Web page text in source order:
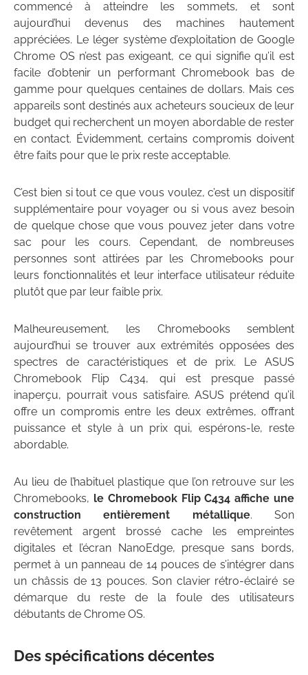
commencé à atteindre les sommets, et sont
aujourd’hui devenus des machines hautement
appréciées. Le léger système d’exploitation de Google
Chrome OS n’est pas exigeant, ce qui signifie qu’il est
facile d’obtenir un performant Chromebook bas de
gamme pour quelques centaines de dollars. Mais ces
appareils sont destinés aux acheteurs soucieux de leur
budget qui recherchent un moyen abordable de rester
en contact. Évidemment, certainscompromis doivent
être faits pour que le prix reste acceptable.
C’est bien si tout ce que vous voulez, c’est un dispositif
supplémentaire pour voyager ou si vous avez besoin
de quelque chose que vous pouvez jeter dans votre
sac pour les cours. Cependant, de nombreuses
personnes sont attirées par les Chromebooks pour
leurs fonctionnalités et leur interface utilisateur réduite
plutôt que par leur faible prix.
Malheureusement, les Chromebooks semblent
aujourd’hui se trouver aux extrémités opposées des
spectres de caractéristiques et de prix. Le ASUS
Chromebook Flip C434, qui est presque passé
inaperçu, pourrait vous satisfaire. ASUS prétend qu’il
offre un compromis entre les deux extrêmes, offrant
puissance et style à un prix qui, espérons-le, reste
abordable.
Au lieu de l’habituel plastique que l’on retrouve sur les
Chromebooks, le Chromebook Flip C434 affiche une
construction entièrement métallique. Son
revêtement argent brossé cache les empreintes
digitales et l’écran NanoEdge, presque sans bords,
permet à un panneau de 14 pouces de s’intégrer dans
un châssis de 13 pouces. Son clavier rétro-éclairé se
démarque du reste de la foule des utilisateurs
débutants de Chrome OS.
Des spécifications décentes